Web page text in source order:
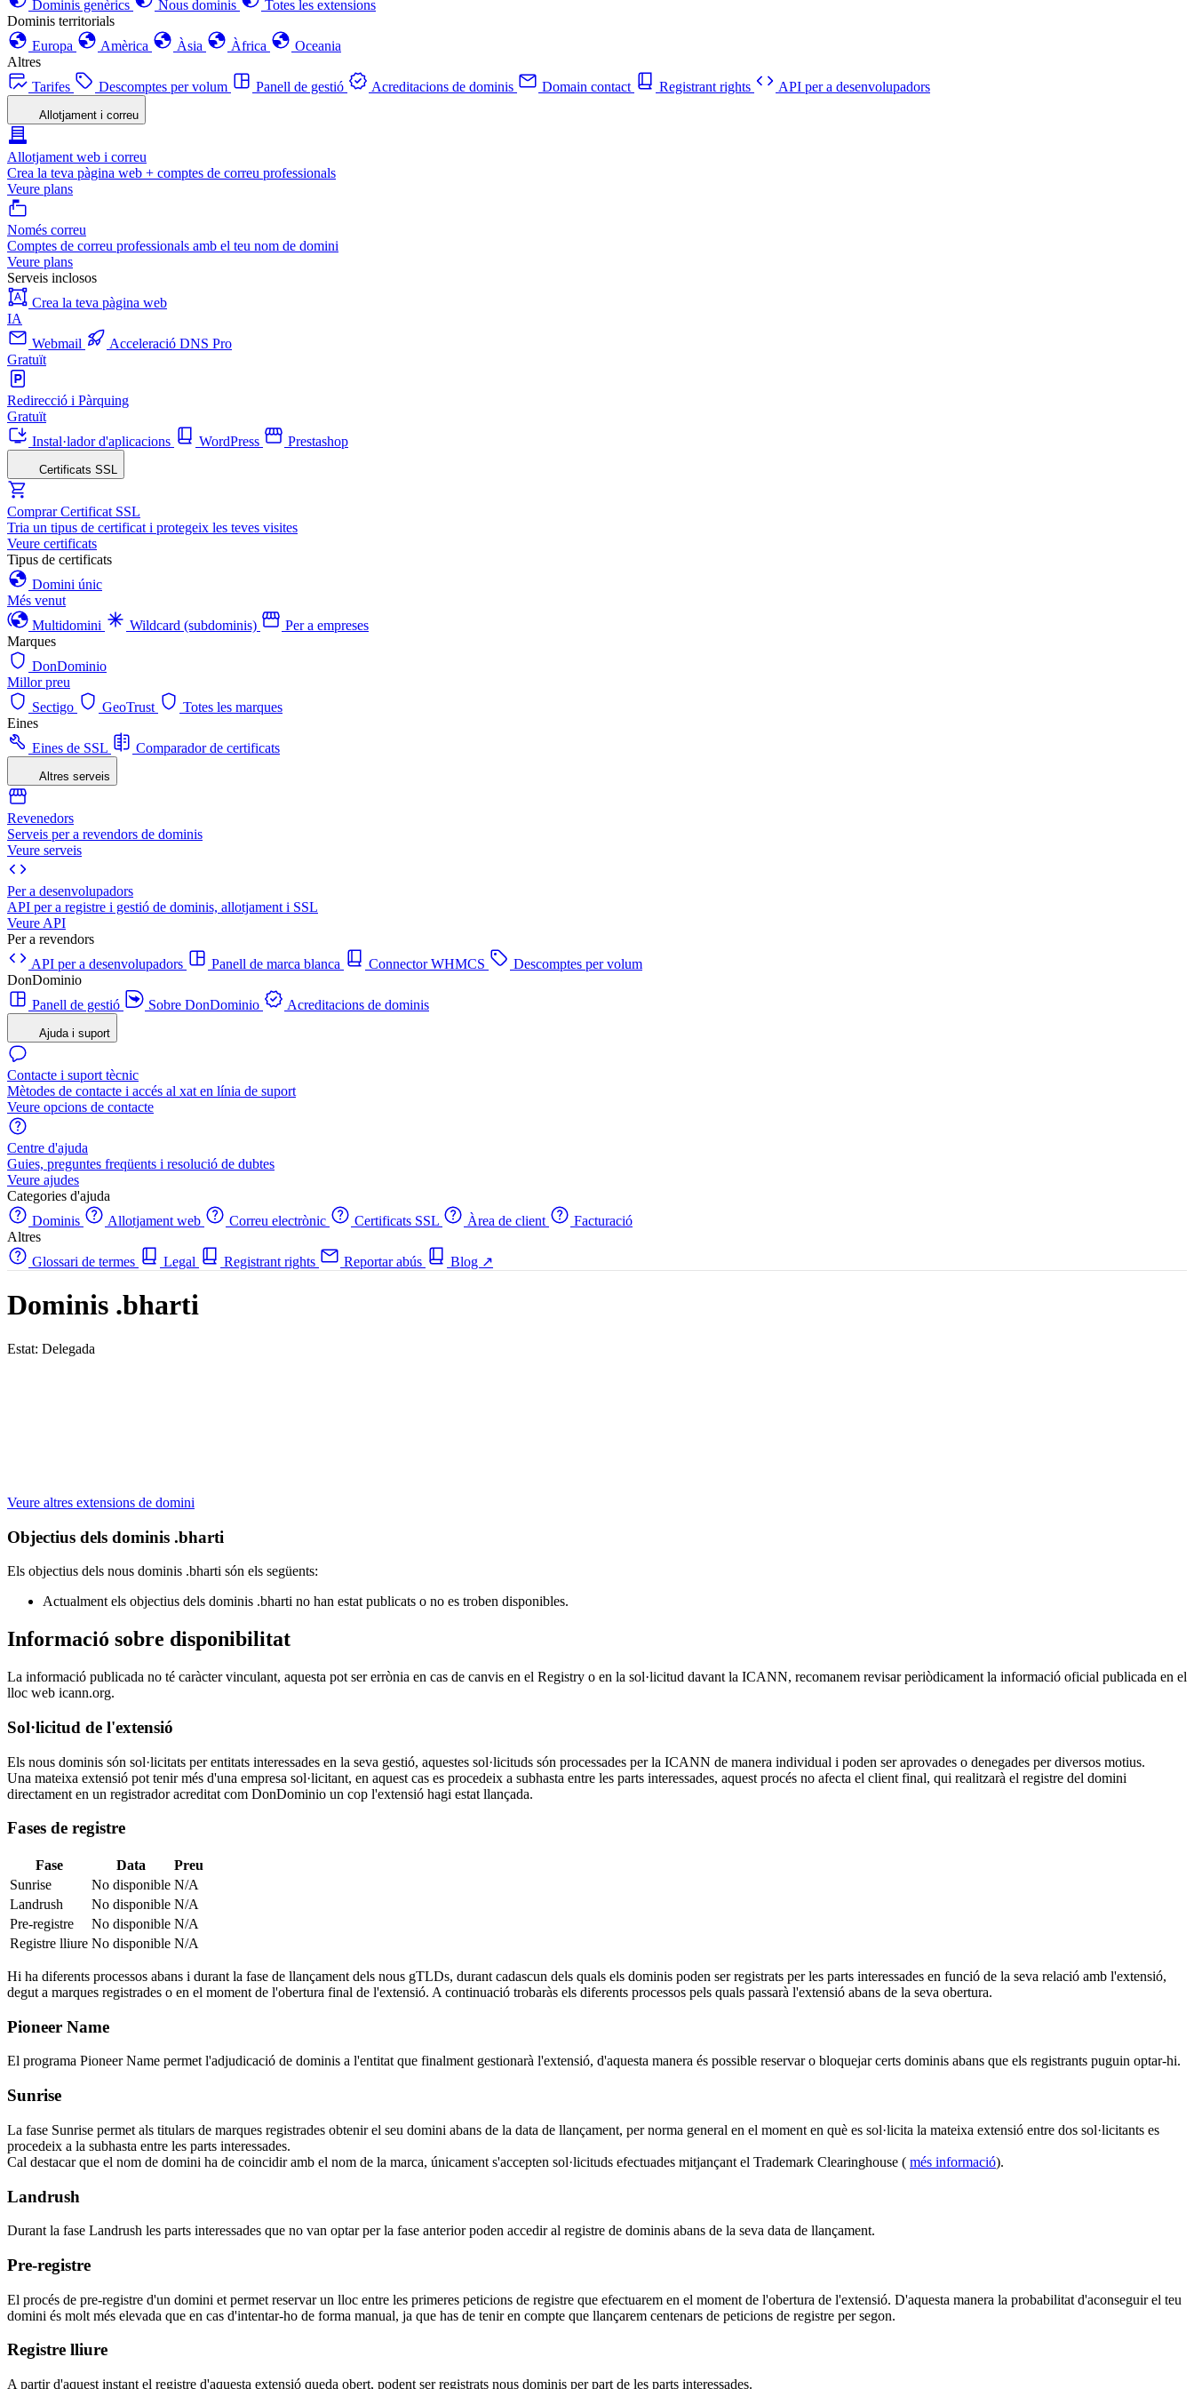
Dominis genèrics Nous dominis
Totes les extensions
Dominis territorials
Europa
Amèrica Àsia Àfrica
Oceania
Altres
Tarifes
Descomptes per volum Panell de gestió Acreditacions de dominis Domain contact Registrant rights API per a desenvolupadors
Allotjament i correu
Allotjament web i correu
Crea la teva pàgina web + comptes de correu professionals
Veure plans
Només correu
Comptes de correu professionals amb el teu nom de domini
Veure plans
Serveis inclosos
Crea la teva pàgina web
IA
Webmail
Acceleració DNS Pro
Gratuït
Redirecció i Pàrquing
Gratuït
Instal·lador d'aplicacions
WordPress Prestashop
Certificats SSL
Comprar Certificat SSL
Tria un tipus de certificat i protegeix les teves visites
Veure certificats
Tipus de certificats
Domini únic
Més venut
Multidomini
Wildcard (subdominis)
Per a empreses
Marques
DonDominio
Millor preu
Sectigo
GeoTrust
Totes les marques
Eines
Eines de SSL
Comparador de certificats
Altres serveis
Revenedors
Serveis per a revendors de dominis
Veure serveis
Per a desenvolupadors
API per a registre i gestió de dominis, allotjament i SSL
Veure API
Per a revendors
API per a desenvolupadors
Panell de marca blanca Connector WHMCS
Descomptes per volum
DonDominio
Panell de gestió
Sobre DonDominio Acreditacions de dominis
Ajuda i suport
Contacte i suport tècnic
Mètodes de contacte i accés al xat en línia de suport
Veure opcions de contacte
Centre d'ajuda
Guies, preguntes freqüents i resolució de dubtes
Veure ajudes
Categories d'ajuda
Dominis
Allotjament web Correu electrònic Certificats SSL Àrea de client
Facturació
Altres
Glossari de termes
Legal Registrant rights Reportar abús Blog ↗
Dominis .bharti
Estat: Delegada
Veure altres extensions de domini
Objectius dels dominis .bharti
Els objectius dels nous dominis .bharti són els següents:
Actualment els objectius dels dominis .bharti no han estat publicats o no es troben disponibles.
Informació sobre disponibilitat
La informació publicada no té caràcter vinculant, aquesta pot ser errònia en cas de canvis en el Registry o en la sol·licitud davant la ICANN, recomanem revisar periòdicament la informació oficial publicada en el
lloc web icann.org.
Sol·licitud de l'extensió
Els nous dominis són sol·licitats per entitats interessades en la seva gestió, aquestes sol·licituds són processades per la ICANN de manera individual i poden ser aprovades o denegades per diversos motius.
Una mateixa extensió pot tenir més d'una empresa sol·licitant, en aquest cas es procedeix a subhasta entre les parts interessades, aquest procés no afecta el client final, qui realitzarà el registre del domini
directament en un registrador acreditat com DonDominio un cop l'extensió hagi estat llançada.
Fases de registre
Fase Data
Preu
Sunrise
No disponible N/A
Landrush
No disponible N/A
Pre-registre
No disponible N/A
Registre lliure No disponible N/A
Hi ha diferents processos abans i durant la fase de llançament dels nous gTLDs, durant cadascun dels quals els dominis poden ser registrats per les parts interessades en funció de la seva relació amb l'extensió,
degut a marques registrades o en el moment de l'obertura final de l'extensió. A continuació trobaràs els diferents processos pels quals passarà l'extensió abans de la seva obertura.
Pioneer Name
El programa Pioneer Name permet l'adjudicació de dominis a l'entitat que finalment gestionarà l'extensió, d'aquesta manera és possible reservar o bloquejar certs dominis abans que els registrants puguin optar-hi.
Sunrise
La fase Sunrise permet als titulars de marques registrades obtenir el seu domini abans de la data de llançament, per norma general en el moment en què es sol·licita la mateixa extensió entre dos sol·licitants es
procedeix a la subhasta entre les parts interessades.
Cal destacar que el nom de domini ha de coincidir amb el nom de la marca, únicament s'accepten sol·licituds efectuades mitjançant el Trademark Clearinghouse ( més informació).
Landrush
Durant la fase Landrush les parts interessades que no van optar per la fase anterior poden accedir al registre de dominis abans de la seva data de llançament.
Pre-registre
El procés de pre-registre d'un domini et permet reservar un lloc entre les primeres peticions de registre que efectuarem en el moment de l'obertura de l'extensió. D'aquesta manera la probabilitat d'aconseguir el teu
domini és molt més elevada que en cas d'intentar-ho de forma manual, ja que has de tenir en compte que llançarem centenars de peticions de registre per segon.
Registre lliure
A partir d'aquest instant el registre d'aquesta extensió queda obert, podent ser registrats nous dominis per part de les parts interessades.